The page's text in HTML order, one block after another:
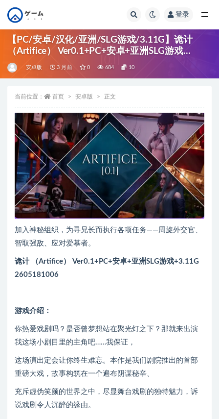
登录
【PC/安卓/汉化/亚洲/SLG游戏/3.11G】诡计
（Artifice） Ver0.1+PC+安卓+亚洲SLG游戏
+3.11G
安卓版 3 月前 0 684 10
当前位置： 首页 安卓版 正文
加入神秘组织，为寻兄长而执行各项任务——周旋外交官、
智取强敌、应对爱慕者。
诡计 （Artifice） Ver0.1+PC+安卓+亚洲SLG游戏+3.11G
2605181006
游戏介绍：
你热爱戏剧吗？是否曾梦想站在聚光灯之下？那就来出演
我这场小剧目里的主角吧……我保证，
这场演出定会让你终生难忘。本作是我们剧院推出的首部
重磅大戏，故事构筑在一个遍布阴谋秘辛、
充斥虚伪笑颜的世界之中，尽显舞台戏剧的独特魅力，诉
说戏剧令人沉醉的缘由。